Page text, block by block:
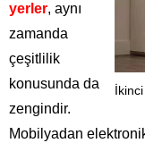
yerler, aynı
zamanda
çeşitlilik
konusunda da
zengindir.
Mobilyadan